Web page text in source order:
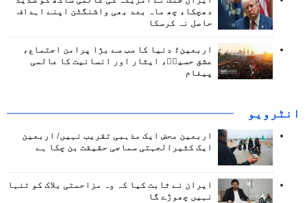
دھچکا، چھ ماہ بعد بھی واشنگٹن اپنے اہداف
حاصل نہ کرسکا
اربعین؛ دنیا کا سب سے بڑا پرامن اجتماع،
عشق حسینؑ، ایثار اور انسانیت کا عالمی
پیغام
انٹرويو
اربعین محض ایک مذہبی تقریب نہیں/ اربعین
ایک کثیرالجہتی سماجی حقیقت بن چکا ہے
ایران نے ثابت کیا کہ وہ مزاحمتی بلاک کو تنہا
نہیں چھوڑے گا